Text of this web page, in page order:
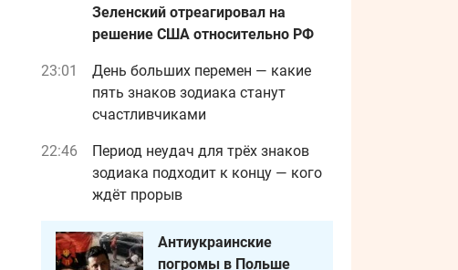
Зеленский отреагировал на
решение США относительно РФ
23:01
День больших перемен — какие
пять знаков зодиака станут
счастливчиками
22:46
Период неудач для трёх знаков
зодиака подходит к концу — кого
ждёт прорыв
Антиукраинские
погромы в Польше